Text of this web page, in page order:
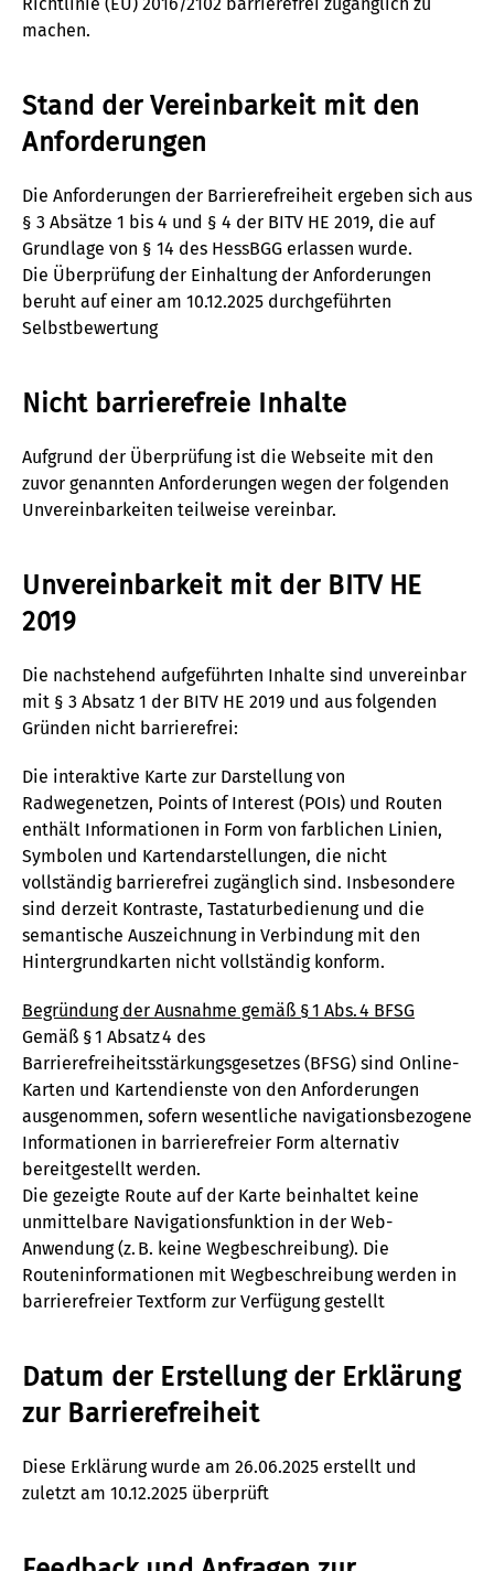
machen.
Stand der Vereinbarkeit mit den
Anforderungen
Die Anforderungen der Barrierefreiheit ergeben sich aus
§ 3 Absätze 1 bis 4 und § 4 der BITV HE 2019, die auf
Grundlage von § 14 des HessBGG erlassen wurde.
Die Überprüfung der Einhaltung der Anforderungen
beruht auf einer am 10.12.2025 durchgeführten
Selbstbewertung
Nicht barrierefreie Inhalte
Aufgrund der Überprüfung ist die Webseite mit den
zuvor genannten Anforderungen wegen der folgenden
Unvereinbarkeiten teilweise vereinbar.
Unvereinbarkeit mit der BITV HE
2019
Die nachstehend aufgeführten Inhalte sind unvereinbar
mit § 3 Absatz 1 der BITV HE 2019 und aus folgenden
Gründen nicht barrierefrei:
Die interaktive Karte zur Darstellung von
Radwegenetzen, Points of Interest (POIs) und Routen
enthält Informationen in Form von farblichen Linien,
Symbolen und Kartendarstellungen, die nicht
vollständig barrierefrei zugänglich sind. Insbesondere
sind derzeit Kontraste, Tastaturbedienung und die
semantische Auszeichnung in Verbindung mit den
Hintergrundkarten nicht vollständig konform.
Begründung der Ausnahme gemäß § 1 Abs. 4 BFSG
Gemäß § 1 Absatz 4 des
Barrierefreiheitsstärkungsgesetzes (BFSG) sind Online-
Karten und Kartendienste von den Anforderungen
ausgenommen, sofern wesentliche navigationsbezogene
Informationen in barrierefreier Form alternativ
bereitgestellt werden.
Die gezeigte Route auf der Karte beinhaltet keine
unmittelbare Navigationsfunktion in der Web-
Anwendung (z. B. keine Wegbeschreibung). Die
Routeninformationen mit Wegbeschreibung werden in
barrierefreier Textform zur Verfügung gestellt
Datum der Erstellung der Erklärung
zur Barrierefreiheit
Diese Erklärung wurde am 26.06.2025 erstellt und
zuletzt am 10.12.2025 überprüft